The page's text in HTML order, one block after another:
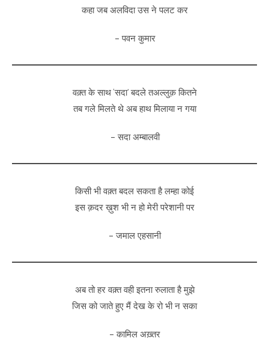
कहा जब अलविदा उस ने पलट कर
– पवन कुमार
वक़्त के साथ ‘सदा’ बदले तअल्लुक़ कितने
तब गले मिलते थे अब हाथ मिलाया न गया
– सदा अम्बालवी
किसी भी वक़्त बदल सकता है लम्हा कोई
इस क़दर ख़ुश भी न हो मेरी परेशानी पर
– जमाल एहसानी
अब तो हर वक़्त वही इतना रुलाता है मुझे
जिस को जाते हुए मैं देख के रो भी न सका
– कामिल अख़्तर